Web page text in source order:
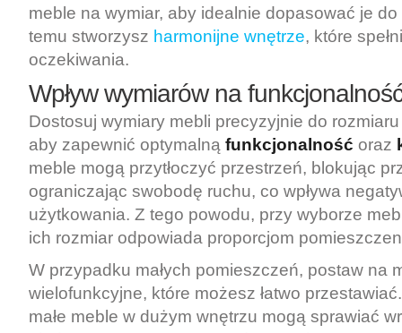
meble na wymiar, aby idealnie dopasować je
temu stworzysz harmonijne wnętrze, które
oczekiwania.
Wpływ wymiarów na
Dostosuj wymiary mebli precyzyjnie do
aby zapewnić optymalną funkcjonalność oraz
meble mogą przytłoczyć przestrzeń, blokując
ograniczając swobodę ruchu, co wpływa
użytkowania. Z tego powodu, przy wyborze
ich rozmiar odpowiada proporcjom
W przypadku małych pomieszczeń, postaw na
wielofunkcyjne, które możesz łatwo
małe meble w dużym wnętrzu mogą sprawiać